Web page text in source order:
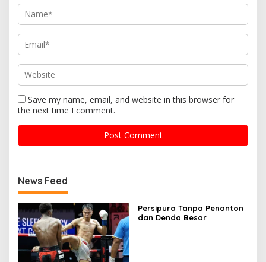
Save my name, email, and website in this browser for
the next time I comment.
News Feed
Persipura Tanpa Penonton
dan Denda Besar